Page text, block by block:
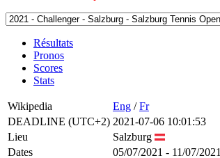
Résultats
Pronos
Scores
Stats
Wikipedia Eng /Fr
DEADLINE (UTC+2) 2021-07-06 10:01:53
Lieu
Salzburg
Dates
05/07/2021 - 11/07/2021